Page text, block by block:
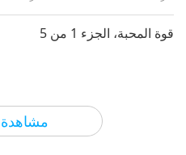
مشاهدة
قوة المحبة، الجزء 1 من 5
بين المعلمة 2026-08-08